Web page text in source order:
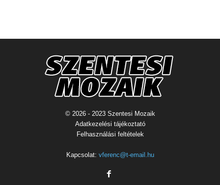
© 2026 - 2023 Szentesi Mozaik
Adatkezelési tájékoztató
Felhasználási feltételek
Kapcsolat: vferenc@t-email.hu